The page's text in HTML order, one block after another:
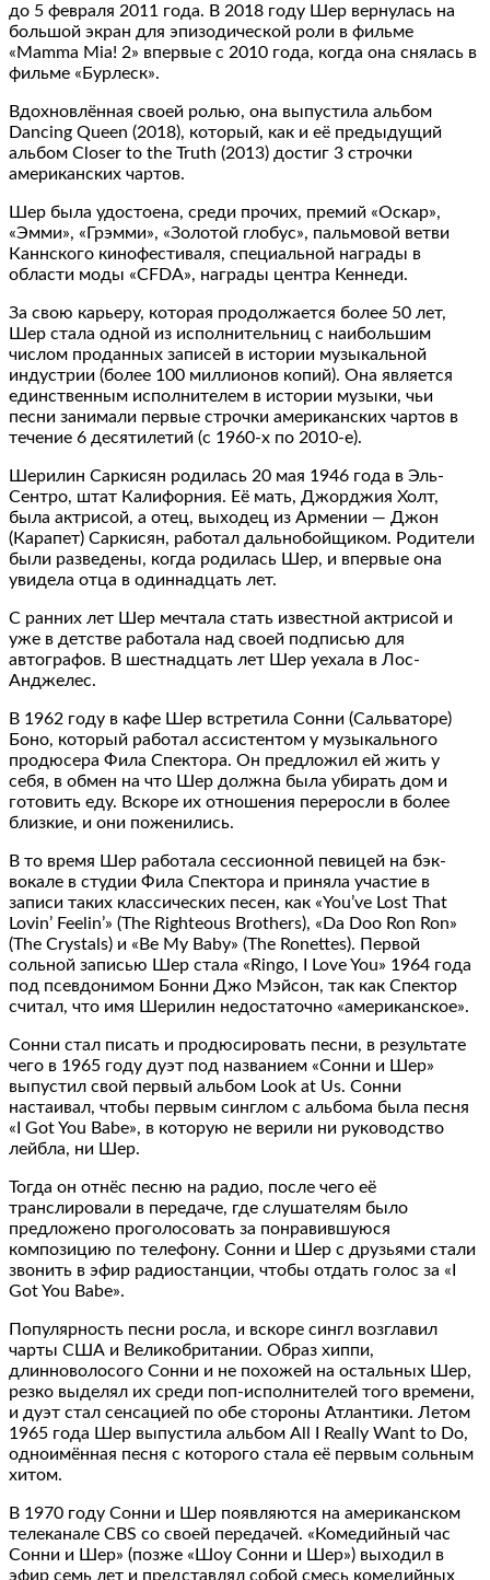
до 5 февраля 2011 года. В 2018 году Шер вернулась на
большой экран для эпизодической роли в фильме
«Mamma Mia! 2» впервые с 2010 года, когда она снялась в
фильме «Бурлеск».
Вдохновлённая своей ролью, она выпустила альбом
Dancing Queen (2018), который, как и её предыдущий
альбом Closer to the Truth (2013) достиг 3 строчки
американских чартов.
Шер была удостоена, среди прочих, премий «Оскар»,
«Эмми», «Грэмми», «Золотой глобус», пальмовой ветви
Каннского кинофестиваля, специальной награды в
области моды «CFDA», награды центра Кеннеди.
За свою карьеру, которая продолжается более 50 лет,
Шер стала одной из исполнительниц с наибольшим
числом проданных записей в истории музыкальной
индустрии (более 100 миллионов копий). Она является
единственным исполнителем в истории музыки, чьи
песни занимали первые строчки американских чартов в
течение 6 десятилетий (с 1960-х по 2010-е).
Шерилин Саркисян родилась 20 мая 1946 года в Эль-
Сентро, штат Калифорния. Её мать, Джорджия Холт,
была актрисой, а отец, выходец из Армении — Джон
(Карапет) Саркисян, работал дальнобойщиком. Родители
были разведены, когда родилась Шер, и впервые она
увидела отца в одиннадцать лет.
С ранних лет Шер мечтала стать известной актрисой и
уже в детстве работала над своей подписью для
автографов. В шестнадцать лет Шер уехала в Лос-
Анджелес.
В 1962 году в кафе Шер встретила Сонни (Сальваторе)
Боно, который работал ассистентом у музыкального
продюсера Фила Спектора. Он предложил ей жить у
себя, в обмен на что Шер должна была убирать дом и
готовить еду. Вскоре их отношения переросли в более
близкие, и они поженились.
В то время Шер работала сессионной певицей на бэк-
вокале в студии Фила Спектора и приняла участие в
записи таких классических песен, как «You’ve Lost That
Lovin’ Feelin’» (The Righteous Brothers), «Da Doo Ron Ron»
(The Crystals) и «Be My Baby» (The Ronettes). Первой
сольной записью Шер стала «Ringo, I Love You» 1964 года
под псевдонимом Бонни Джо Мэйсон, так как Спектор
считал, что имя Шерилин недостаточно «американское».
Сонни стал писать и продюсировать песни, в результате
чего в 1965 году дуэт под названием «Сонни и Шер»
выпустил свой первый альбом Look at Us. Сонни
настаивал, чтобы первым синглом с альбома была песня
«I Got You Babe», в которую не верили ни руководство
лейбла, ни Шер.
Тогда он отнёс песню на радио, после чего её
транслировали в передаче, где слушателям было
предложено проголосовать за понравившуюся
композицию по телефону. Сонни и Шер с друзьями стали
звонить в эфир радиостанции, чтобы отдать голос за «I
Got You Babe».
Популярность песни росла, и вскоре сингл возглавил
чарты США и Великобритании. Образ хиппи,
длинноволосого Сонни и не похожей на остальных Шер,
резко выделял их среди поп-исполнителей того времени,
и дуэт стал сенсацией по обе стороны Атлантики. Летом
1965 года Шер выпустила альбом All I Really Want to Do,
одноимённая песня с которого стала её первым сольным
хитом.
В 1970 году Сонни и Шер появляются на американском
телеканале CBS со своей передачей. «Комедийный час
Сонни и Шер» (позже «Шоу Сонни и Шер») выходил в
эфир семь лет и представлял собой смесь комедийных